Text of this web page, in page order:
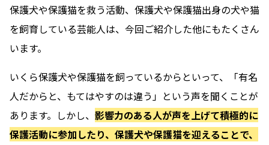
保護犬や保護猫を救う活動、保護犬や保護猫出身の犬や猫
を飼育している芸能人は、今回ご紹介した他にもたくさん
います。
いくら保護犬や保護猫を飼っているからといって、「有名
人だからと、もてはやすのは違う」という声を聞くことが
あります。しかし、 影響力のある人が声を上げて積極的に
保護活動に参加したり、保護犬や保護猫を迎えることで、